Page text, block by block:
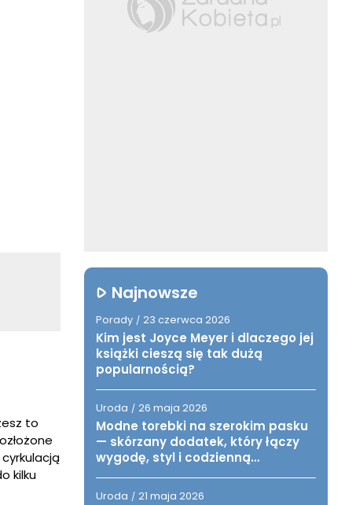
to
kilku
Najnowsze
Porady / 23 czerwca 2026
Kim jest Joyce Meyer i dlaczego jej
książki cieszą się tak dużą
popularnością?
Uroda / 26 maja 2026
Modne torebki na szerokim pasku
— skórzany dodatek, który łączy
wygodę, styl i codzienną
Uroda / 21 maja 2026